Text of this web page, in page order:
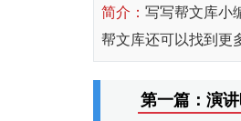
简介： 写写帮文库小
帮文库还可以找到更
第一篇：演